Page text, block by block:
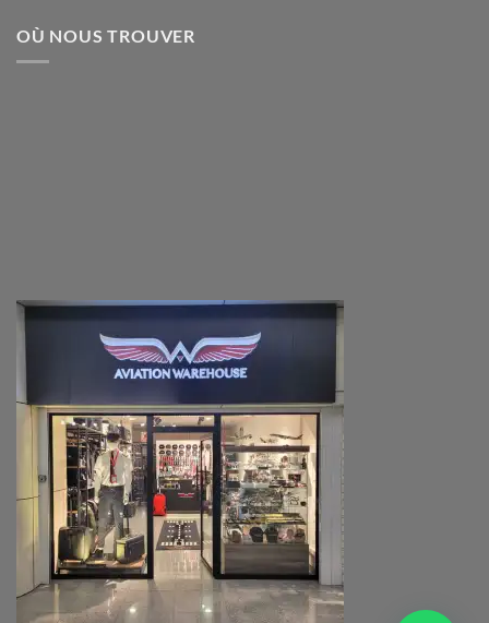
OÙ NOUS TROUVER